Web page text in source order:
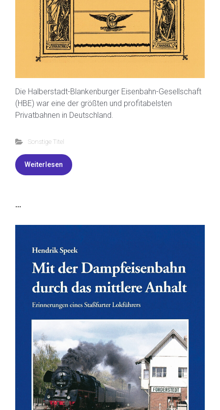
Die Halberstadt-Blankenburger Eisenbahn-Gesellschaft
(HBE) war eine der größten und profitabelsten
Privatbahnen in Deutschland.
Sonstige Titel
Weiterlesen
...